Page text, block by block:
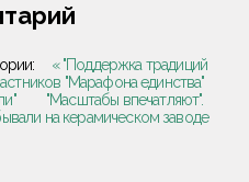
« "Поддержка традиций
"Марафона единства"
"Масштабы впечатляют".
на керамическом заводе